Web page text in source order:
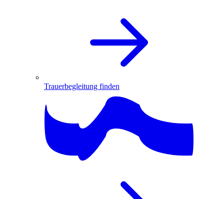
Trauerbegleitung finden